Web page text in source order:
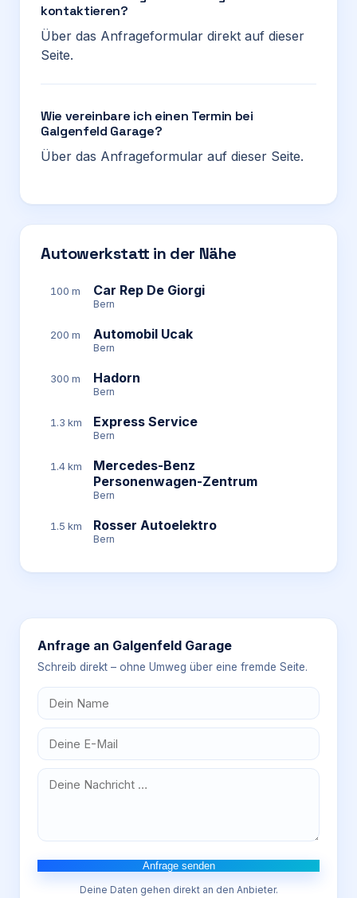
kontaktieren?
Über das Anfrageformular direkt auf dieser
Seite.
Wie vereinbare ich einen Termin bei
Galgenfeld Garage?
Über das Anfrageformular auf dieser Seite.
Autowerkstatt in der Nähe
100 m Car Rep De Giorgi
Bern
200 m Automobil Ucak
Bern
300 m Hadorn
Bern
1.3 km Express Service
Bern
1.4 km
Mercedes-Benz
Personenwagen-Zentrum
Bern
1.5 km Rosser Autoelektro
Bern
Anfrage an Galgenfeld Garage
Schreib direkt – ohne Umweg über eine fremde Seite.
Anfrage senden
Deine Daten gehen direkt an den Anbieter.